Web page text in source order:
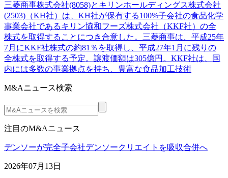
三菱商事株式会社(8058)とキリンホールディングス株式会社
(2503)（KH社）は、KH社が保有する100%子会社の食品化学
事業会社であるキリン協和フーズ株式会社（KKF社）の全
株式を取得することにつき合意した。三菱商事は、平成25年
7月にKKF社株式の約81％を取得し、平成27年1月に残りの
全株式を取得する予定。譲渡価額は305億円。KKF社は、国
内には多数の事業拠点を持ち、豊富な食品加工技術
M&Aニュース検索
注目のM&Aニュース
デンソーが完全子会社デンソークリエイトを吸収合併へ
2026年07月13日